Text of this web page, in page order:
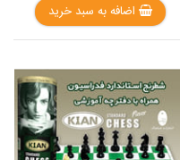
اضافه به سبد خرید